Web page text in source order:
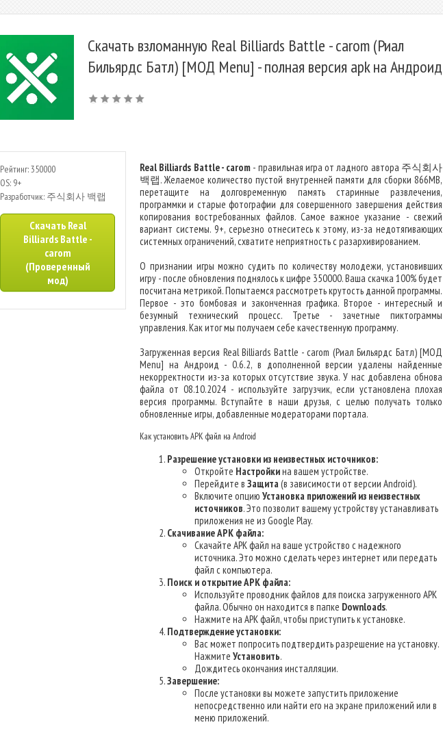
Скачать взломанную Real Billiards Battle - carom (Риал
Бильярдс Батл) [МОД Menu] - полная версия apk на Андроид
Рейтинг: 350000
OS: 9+
Разработчик: 주식회사 백랩
Скачать Real
Billiards Battle -
carom
(Проверенный
мод)
Real Billiards Battle - carom - правильная игра от ладного автора 주식회사
백랩. Желаемое количество пустой внутренней памяти для сборки 866MB,
перетащите на долговременную память старинные развлечения,
программки и старые фотографии для совершенного завершения действия
копирования востребованных файлов. Самое важное указание - свежий
вариант системы. 9+, серьезно отнеситесь к этому, из-за недотягивающих
системных ограничений, схватите неприятность с разархивированием.
О признании игры можно судить по количеству молодежи, установивших
игру - после обновления поднялось к цифре 350000. Ваша скачка 100% будет
посчитана метрикой. Попытаемся рассмотреть крутость данной программы.
Первое - это бомбовая и законченная графика. Второе - интересный и
безумный технический процесс. Третье - зачетные пиктограммы
управления. Как итог мы получаем себе качественную программу.
Загруженная версия Real Billiards Battle - carom (Риал Бильярдс Батл) [МОД
Menu] на Андроид - 0.6.2, в дополненной версии удалены найденные
некорректности из-за которых отсутствие звука. У нас добавлена обнова
файла от 08.10.2024 - используйте загрузчик, если установлена плохая
версия программы. Вступайте в наши друзья, с целью получать только
обновленные игры, добавленные модераторами портала.
Как установить APK файл на Android
Разрешение установки из неизвестных источников:
Откройте Настройкина вашем устройстве.
Перейдите в Защита(в зависимости от версии Android).
Включите опцию Установка приложений из неизвестных
источников. Это позволит вашему устройству устанавливать
приложения не из Google Play.
Скачивание APK файла:
Скачайте APK файл на ваше устройство с надежного
источника. Это можно сделать через интернет или передать
файл с компьютера.
Поиск и открытие APK файла:
Используйте проводник файлов для поиска загруженного APK
файла. Обычно он находится в папке Downloads.
Нажмите на APK файл, чтобы приступить к установке.
Подтверждение установки:
Вас может попросить подтвердить разрешение на установку.
Нажмите Установить.
Дождитесь окончания инсталляции.
Завершение:
После установки вы можете запустить приложение
непосредственно или найти его на экране приложений или в
меню приложений.